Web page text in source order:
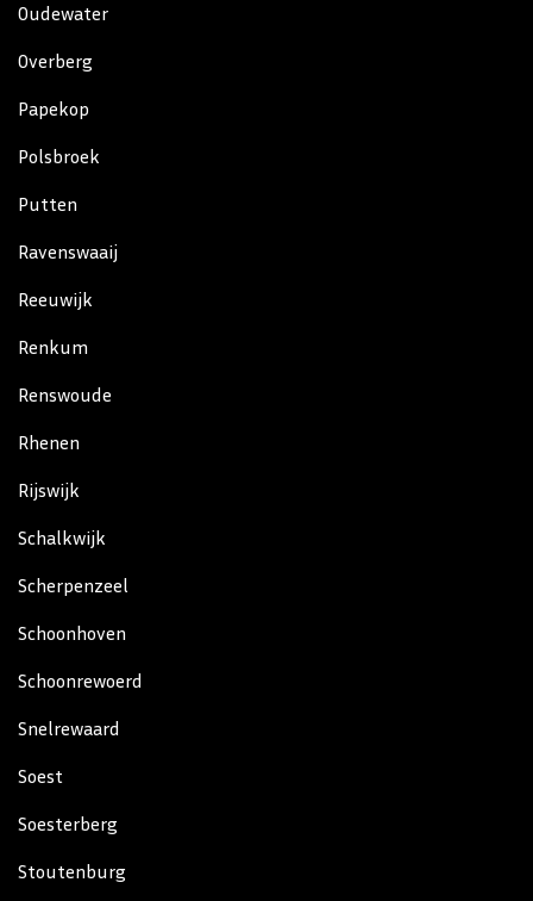
Oudewater
Overberg
Papekop
Polsbroek
Putten
Ravenswaaij
Reeuwijk
Renkum
Renswoude
Rhenen
Rijswijk
Schalkwijk
Scherpenzeel
Schoonhoven
Schoonrewoerd
Snelrewaard
Soest
Soesterberg
Stoutenburg